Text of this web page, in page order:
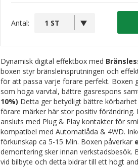
Antal:
Dynamisk digital effektbox med
boxen styr bränsleinsprutningen och
för att passa varje förare perfekt. Boxen
som höga varvtal, bättre gasrespons
10%) Detta ger betydligt bättre
förare märker här stor positiv förändring.
ansluts med Plug & Play kontakter för
kompatibel med Automatlåda & 4WD.
förkunskap ca 5-15 Min. Boxen påverkar
demontering sker innan verkstadsbesök.
vid bilbyte och detta bidrar till ett högt